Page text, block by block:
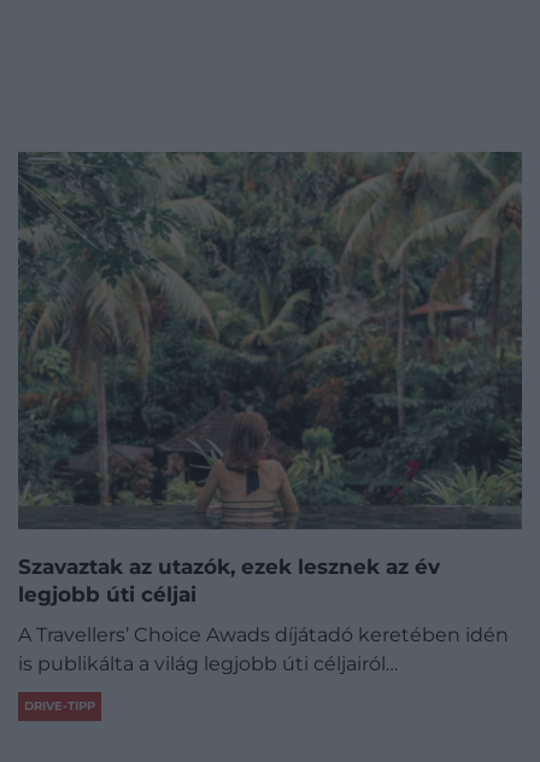
Szavaztak az utazók, ezek lesznek az év
legjobb úti céljai
A Travellers’ Choice Awads díjátadó keretében idén
is publikálta a világ legjobb úti céljairól…
DRIVE-TIPP